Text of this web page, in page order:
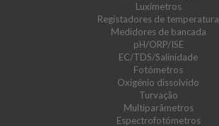
Luxímetros
Registadores de temperatura
Medidores de bancada
pH/ORP/ISE
EC/TDS/Salinidade
Fotómetros
Oxigénio dissolvido
Turvação
Multiparâmetros
Espectrofotómetros